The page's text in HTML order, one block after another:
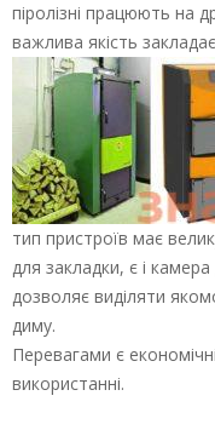
піролізні працюють на
важлива якість
тип пристроїв має
для закладки, є і
дозволяє виділяти
диму.
Перевагами є
використанні.